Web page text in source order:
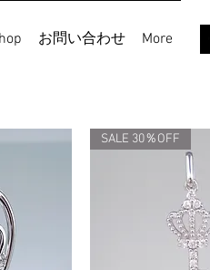
お問い合わせ More
SALE 30％OFF